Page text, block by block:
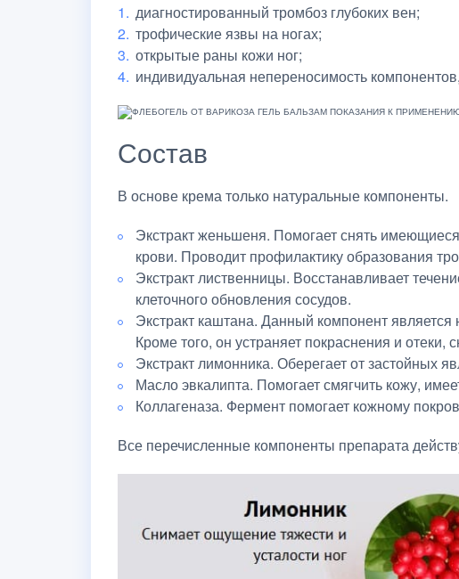
диагностированный тромбоз глубоких вен;
трофические язвы на ногах;
открытые раны кожи ног;
индивидуальная непереносимость
Состав
В основе крема только натуральные компоненты.
Экстракт женьшеня. Помогает снять
крови. Проводит профилактику образования
Экстракт лиственницы. Восстанавливает
клеточного обновления сосудов.
Экстракт каштана. Данный компонент является
Кроме того, он устраняет покраснения и отеки,
Экстракт лимонника. Оберегает от застойных
Масло эвкалипта. Помогает смягчить кожу,
Коллагеназа. Фермент помогает кожному
Все перечисленные компоненты препарата